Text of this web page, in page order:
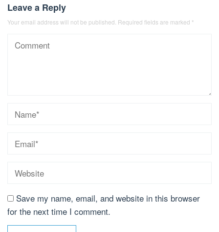
Leave a Reply
Your email address will not be published. Required fields are marked *
Save my name, email, and website in this browser
for the next time I comment.